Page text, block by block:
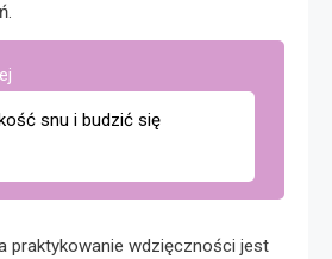
snu i budzić się
praktykowanie wdzięczności jest